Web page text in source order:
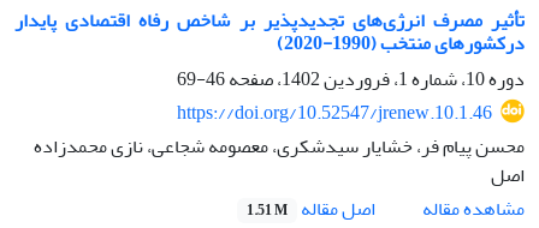
تأثیر مصرف انرژی‌های تجدیدپذیر بر شاخص رفاه اقتصادی پایدار
درکشورهای منتخب (1990-2020)
دوره 10، شماره 1، فروردین 1402، صفحه
46-69
https://doi.org/10.52547/jrenew.10.1.46
محسن پیام فر، خشایار سیدشکری، معصومه شجاعی، نازی محمدزاده
اصل
مشاهده مقاله
اصل مقاله 1.51 M